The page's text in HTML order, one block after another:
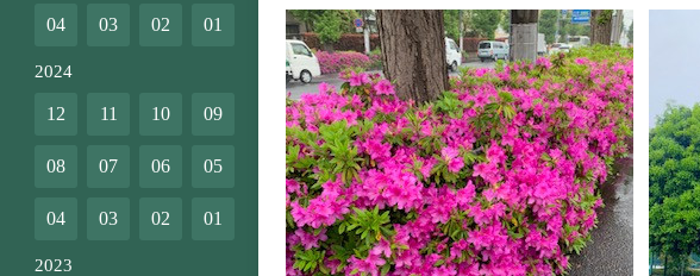
04 03 02 01
2024
12 11 10 09
08 07 06 05
04 03 02 01
2023